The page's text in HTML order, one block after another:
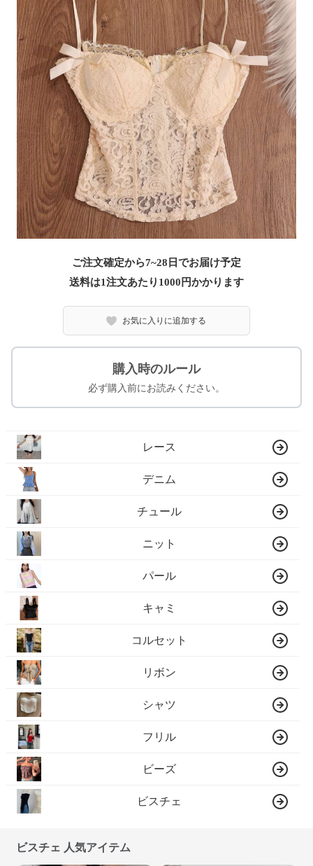
ご注文確定から7~28日でお届け予定
送料は1注文あたり 1000 円かかります
お気に入りに追加する
購入時のルール
必ず購入前にお読みください。
レース
デニム
チュール
ニット
パール
キャミ
コルセット
リボン
シャツ
フリル
ビーズ
ビスチェ
ビスチェ 人気アイテム